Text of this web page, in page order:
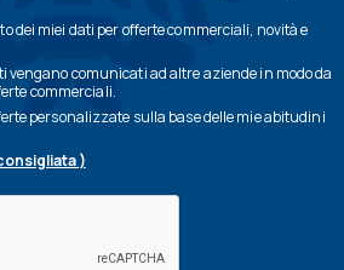
dei miei dati per offerte commerciali, novità e
vengano comunicati ad altre aziende in modo da
commerciali.
personalizzate sulla base delle mie abitudini
)